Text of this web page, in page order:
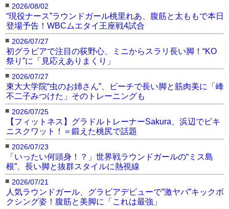
■ 2026/08/02
“現役ナース”ラウンドガール桃里れあ、腹筋と太ももで本日
登場予告！WBCムエタイ王座戦4試合
■ 2026/07/27
初グラビアで注目の荻野心、ミニからスラリ長い脚！“KO
祭り”に「見応えありまくり」
■ 2026/07/27
東大大学院“虫のお姉さん”、ビーチで長い脚と筋肉美に「峰
不二子みつけた」そのトレーニングも
■ 2026/07/25
【フィットネス】グラドルトレーナーSakura、浜辺でビキ
ニスクワット！＝鍛えた桃尻で話題
■ 2026/07/23
「いったい何頭身！？」世界戦ラウンドガールの“ミス島
根”、長い脚と抜群スタイルに熱視線
■ 2026/07/21
人気ラウンドガール、グラビアデビューで”激ヤバ”キックボ
クシング姿！腹筋と美脚に「これは最強」